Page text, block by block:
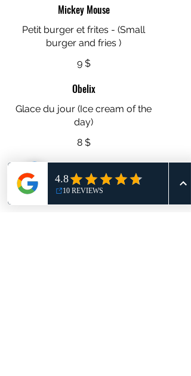
Mickey Mouse
Petit burger et frites - (Small
burger and fries )
9 $
Obelix
Glace du jour (Ice cream of the
day)
8 $
Brownie et glace (Brownie and